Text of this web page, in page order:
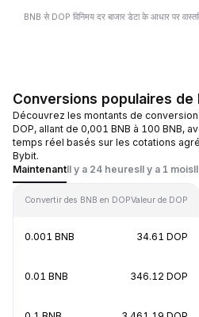
BNB से DOP विनिमय दर बाजार डेटा के आधार पर
Conversions populaires de
Découvrez les montants de
DOP, allant de 0,001 BNB à 100 BNB,
temps réel basés sur les cotations
Bybit.
MaintenantIl y a 24 heuresIl y a 1 mois
Convertir des BNB en DOPValeur de DOP
0.001 BNB 34.61 DOP
0.01 BNB 346.12 DOP